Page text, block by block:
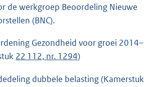
de werkgroep Beoordeling Nieuwe
(BNC).
Gezondheid voor groei 2014–
22 112, nr. 1294)
dubbele belasting (Kamerstuk